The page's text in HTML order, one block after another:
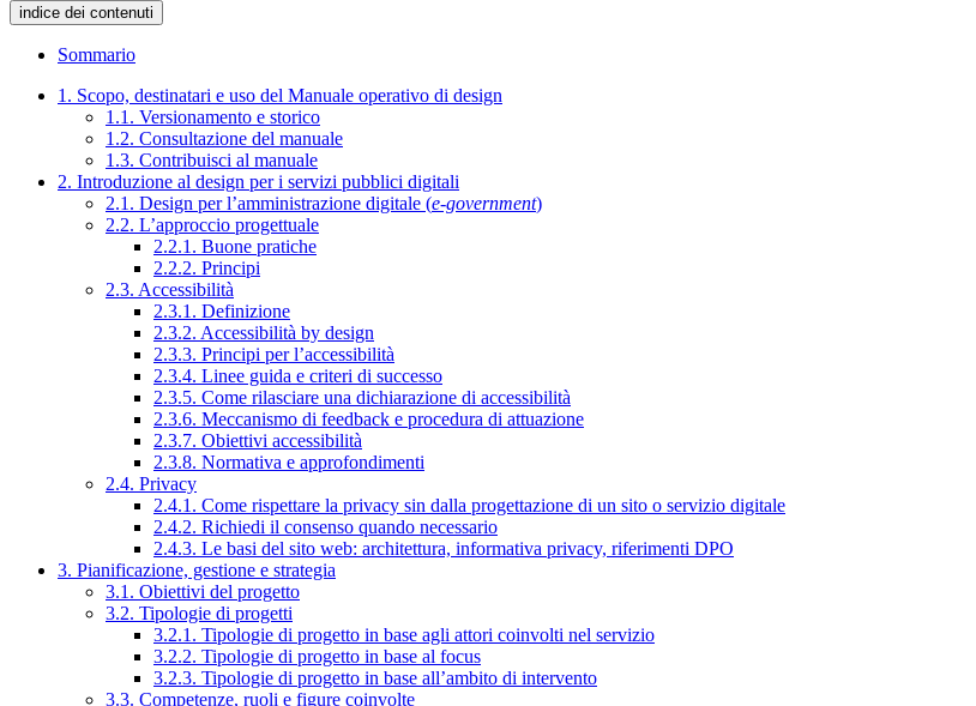
indice dei contenuti
Sommario
1. Scopo, destinatari e uso del Manuale operativo di design
1.1. Versionamento e storico
1.2. Consultazione del manuale
1.3. Contribuisci al manuale
2. Introduzione al design per i servizi pubblici digitali
2.1. Design per l’amministrazione digitale (e-government)
2.2. L’approccio progettuale
2.2.1. Buone pratiche
2.2.2. Principi
2.3. Accessibilità
2.3.1. Definizione
2.3.2. Accessibilità by design
2.3.3. Principi per l’accessibilità
2.3.4. Linee guida e criteri di successo
2.3.5. Come rilasciare una dichiarazione di accessibilità
2.3.6. Meccanismo di feedback e procedura di attuazione
2.3.7. Obiettivi accessibilità
2.3.8. Normativa e approfondimenti
2.4. Privacy
2.4.1. Come rispettare la privacy sin dalla progettazione di un sito o servizio digitale
2.4.2. Richiedi il consenso quando necessario
2.4.3. Le basi del sito web: architettura, informativa privacy, riferimenti DPO
3. Pianificazione, gestione e strategia
3.1. Obiettivi del progetto
3.2. Tipologie di progetti
3.2.1. Tipologie di progetto in base agli attori coinvolti nel servizio
3.2.2. Tipologie di progetto in base al focus
3.2.3. Tipologie di progetto in base all’ambito di intervento
3.3. Competenze, ruoli e figure coinvolte